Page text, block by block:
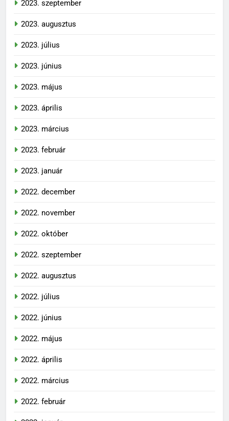
2023. szeptember
2023. augusztus
2023. július
2023. június
2023. május
2023. április
2023. március
2023. február
2023. január
2022. december
2022. november
2022. október
2022. szeptember
2022. augusztus
2022. július
2022. június
2022. május
2022. április
2022. március
2022. február